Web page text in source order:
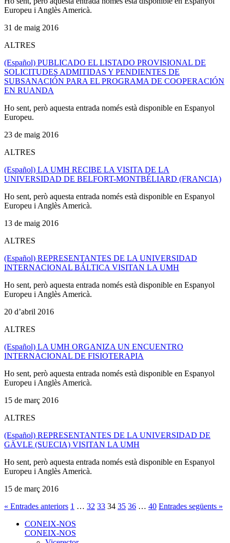
Europeu i Anglès Americà.
31 de maig 2016
ALTRES
(Español) PUBLICADO EL LISTADO PROVISIONAL DE
SOLICITUDES ADMITIDAS Y PENDIENTES DE
SUBSANACIÓN PARA EL PROGRAMA DE COOPERACIÓN
EN RUANDA
Ho sent, però aquesta entrada només està disponible en Espanyol
Europeu.
23 de maig 2016
ALTRES
(Español) LA UMH RECIBE LA VISITA DE LA
UNIVERSIDAD DE BELFORT-MONTBÉLIARD (FRANCIA)
Ho sent, però aquesta entrada només està disponible en Espanyol
Europeu i Anglès Americà.
13 de maig 2016
ALTRES
(Español) REPRESENTANTES DE LA UNIVERSIDAD
INTERNACIONAL BÁLTICA VISITAN LA UMH
Ho sent, però aquesta entrada només està disponible en Espanyol
Europeu i Anglès Americà.
20 d’abril 2016
ALTRES
(Español) LA UMH ORGANIZA UN ENCUENTRO
INTERNACIONAL DE FISIOTERAPIA
Ho sent, però aquesta entrada només està disponible en Espanyol
Europeu i Anglès Americà.
15 de març 2016
ALTRES
(Español) REPRESENTANTES DE LA UNIVERSIDAD DE
GÄVLE (SUECIA) VISITAN LA UMH
Ho sent, però aquesta entrada només està disponible en Espanyol
Europeu i Anglès Americà.
15 de març 2016
« Entrades anteriors 1 … 32 33 34 35 36 … 40 Entrades següents »
CONEIX-NOS
CONEIX-NOS